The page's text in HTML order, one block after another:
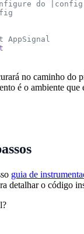
do |config|
no caminho do
é o ambiente
guia de
detalhar o código